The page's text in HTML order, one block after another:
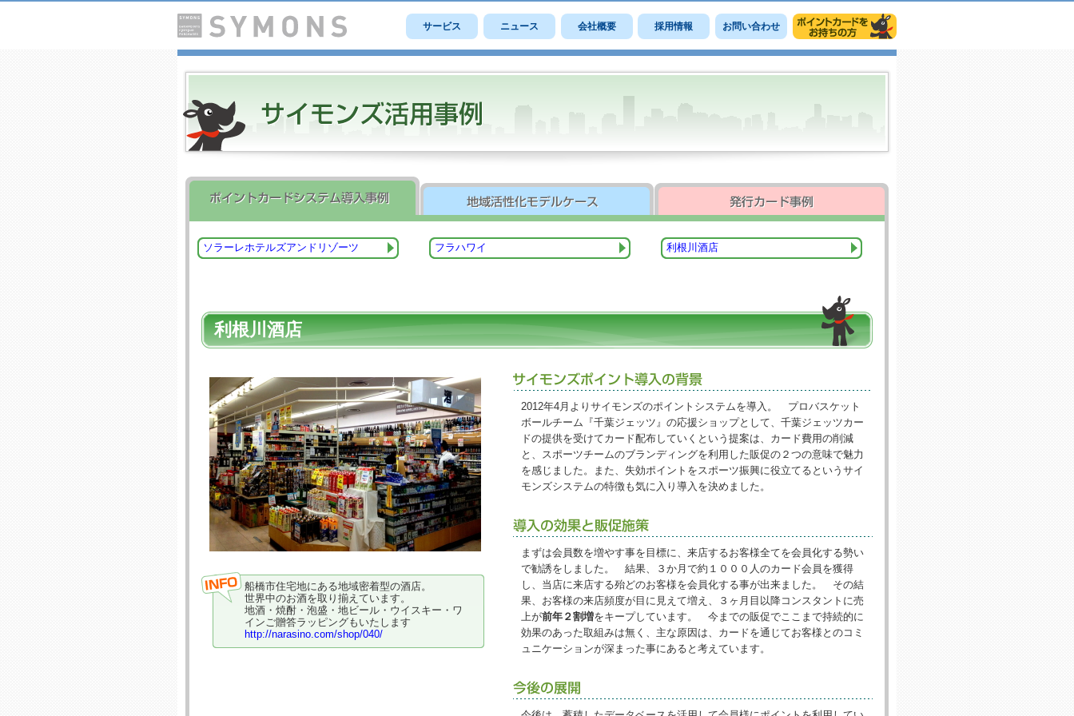
サービス ニュース 会社概要 採用情報 お問い合わせ
ソラーレホテルズアンドリゾーツ フラハワイ 利根川酒店
利根川酒店
船橋市住宅地にある地域密着型の酒店。
世界中のお酒を取り揃えています。
地酒・焼酎・泡盛・地ビール・ウイスキー・ワ
インご贈答ラッピングもいたします
http://narasino.com/shop/040/
2012年4月よりサイモンズのポイントシステムを導入。 プロバスケット
ボールチーム『千葉ジェッツ』の応援ショップとして、千葉ジェッツカー
ドの提供を受けてカード配布していくという提案は、カード費用の削減
と、スポーツチームのブランディングを利用した販促の２つの意味で魅力
を感じました。また、失効ポイントをスポーツ振興に役立てるというサイ
モンズシステムの特徴も気に入り導入を決めました。
まずは会員数を増やす事を目標に、来店するお客様全てを会員化する勢い
で勧誘をしました。 結果、３か月で約１０００人のカード会員を獲得
し、当店に来店する殆どのお客様を会員化する事が出来ました。 その結
果、お客様の来店頻度が目に見えて増え、３ヶ月目以降コンスタントに売
上が前年２割増をキープしています。 今までの販促でここまで持続的に
効果のあった取組みは無く、主な原因は、カードを通じてお客様とのコミ
ュニケーションが深まった事にあると考えています。